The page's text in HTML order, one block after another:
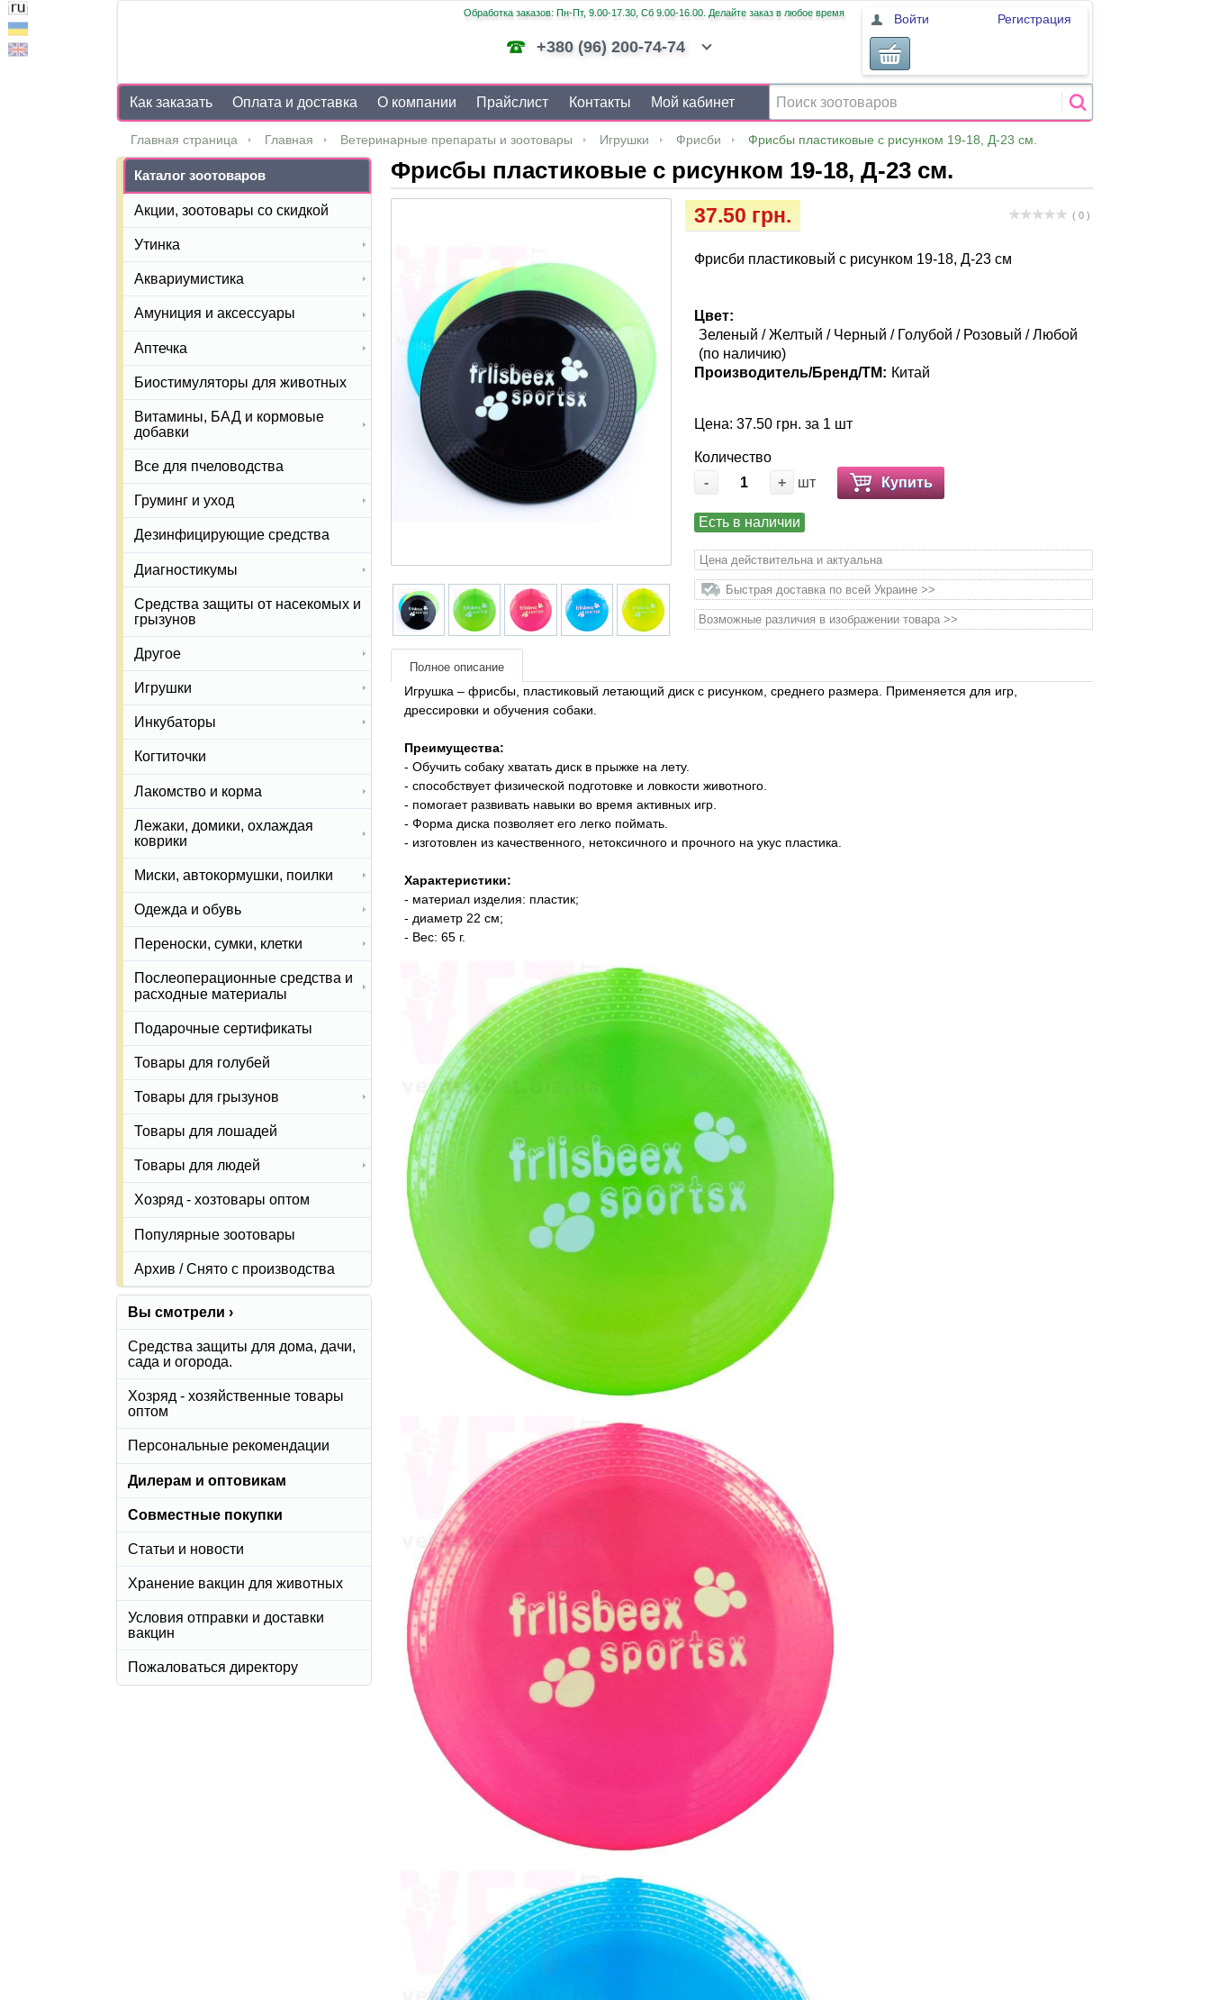
Обработка заказов: Пн-Пт, 9.00-17.30, Сб 9.00-16.00. Делайте заказ в любое время
+380 (96) 200-74-74
Войти Регистрация
Как заказать Оплата и доставка О компании Прайслист Контакты Мой кабинет
Главная страница Главная Ветеринарные препараты и зоотовары Игрушки Фрисби Фрисбы пластиковые с рисунком 19-18, Д-23 см.
Фрисбы пластиковые с рисунком 19-18, Д-23 см.
( 0 )
37.50 грн.
Фрисби пластиковый с рисунком 19-18, Д-23 см
Цвет:
Зеленый / Желтый / Черный / Голубой / Розовый / Любой
(по наличию)
Производитель/Бренд/ТМ: Китай
Цена: 37.50 грн. за 1 шт
Количество
-
+ шт Купить
Есть в наличии
Цена действительна и актуальна
Быстрая доставка по всей Украине >>
Возможные различия в изображении товара >>
Полное описание
Игрушка – фрисбы, пластиковый летающий диск с рисунком, среднего размера. Применяется для игр,
дрессировки и обучения собаки.
Преимущества:
- Обучить собаку хватать диск в прыжке на лету.
- способствует физической подготовке и ловкости животного.
- помогает развивать навыки во время активных игр.
- Форма диска позволяет его легко поймать.
- изготовлен из качественного, нетоксичного и прочного на укус пластика.
Характеристики:
- материал изделия: пластик;
- диаметр 22 см;
- Вес: 65 г.
Каталог зоотоваров
Акции, зоотовары со скидкой
Утинка
Аквариумистика
Амуниция и аксессуары
Аптечка
Биостимуляторы для животных
Витамины, БАД и кормовые
добавки
Все для пчеловодства
Груминг и уход
Дезинфицирующие средства
Диагностикумы
Средства защиты от насекомых и
грызунов
Другое
Игрушки
Инкубаторы
Когтиточки
Лакомство и корма
Лежаки, домики, охлаждая
коврики
Миски, автокормушки, поилки
Одежда и обувь
Переноски, сумки, клетки
Послеоперационные средства и
расходные материалы
Подарочные сертификаты
Товары для голубей
Товары для грызунов
Товары для лошадей
Товары для людей
Хозряд - хозтовары оптом
Популярные зоотовары
Архив / Снято с производства
Вы смотрели ›
Средства защиты для дома, дачи,
сада и огорода.
Хозряд - хозяйственные товары
оптом
Персональные рекомендации
Дилерам и оптовикам
Совместные покупки
Статьи и новости
Хранение вакцин для животных
Условия отправки и доставки
вакцин
Пожаловаться директору